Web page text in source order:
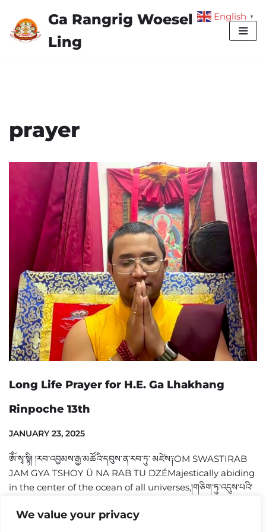
We value your privacy
Skip
Ga Rangrig Woesel
Ling
prayer
Long Life Prayer for H.E. Ga Lhakhang
Rinpoche 13th
JANUARY 23, 2025
ཨོཾ་སྭ་སྟི། །རབ་འབྱམས་རྒྱ་མཚོའི་དབུས་ན་རབ་ཏུ་ མཛེས༑OM SWASTIRAB
JAM GYA TSHOY Ü NA RAB TU DZÉMajestically abiding
in the center of the ocean of all universes,།གཅིག་ཏུ་འདུས་པའི་
English ▼